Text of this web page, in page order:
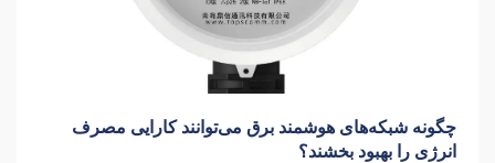
چگونه شبکه‌های هوشمند برق می‌توانند کارایی مصرف
انرژی را بهبود بخشند؟